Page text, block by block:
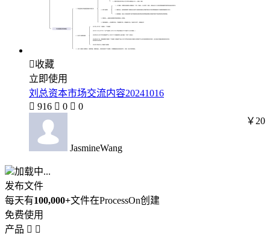
收藏
立即使用
刘总资本市场交流内容20241016
 916  0  0
JasmineWang
￥20
加载中...
发布文件
每天有100,000+文件在ProcessOn创建
免费使用
产品  